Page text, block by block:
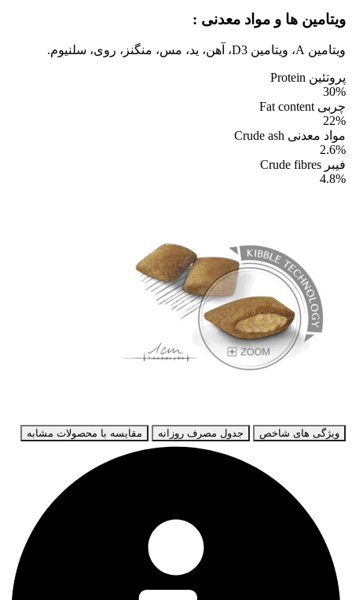
ویتامین ها و مواد معدنی :
ویتامین A، ویتامین D3، آهن، ید، مس، منگنز، روی، سلنیوم.
پروتئین Protein
30%
چربی Fat content
22%
مواد معدنی Crude ash
2.6%
فیبر Crude fibres
4.8%
ویژگی های شاخص جدول مصرف روزانه مقایسه با محصولات مشابه